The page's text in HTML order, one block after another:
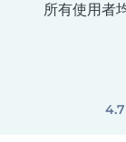
所有使用者